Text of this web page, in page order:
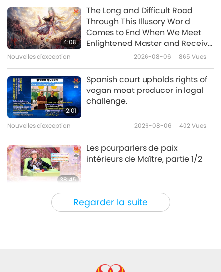
mondial bienveillant ? La
première ? T’as raison : pas un
choix intelligent ! La deuxième ?
Tu es le meilleur !!!
3:07
Deaths in Conflicts with Russian
Involvement
4:55
Les envahisseurs sanguinaires
ont leur place dans un asile de
Regarder la suite
4:08
The Long and Difficult Road
Through This Illusory World
Comes to End When We Meet
Enlightened Master and Receive
Nouvelles d'exception 2026-08-06 865 Vues
2:01
Spanish court upholds rights of
vegan meat producer in legal
challenge.
Nouvelles d'exception 2026-08-06 402Vues
38:45
Les pourparlers de paix
intérieurs de Maître, partie 1/2
Entre Maître et disciples 2026-08-06
25:38